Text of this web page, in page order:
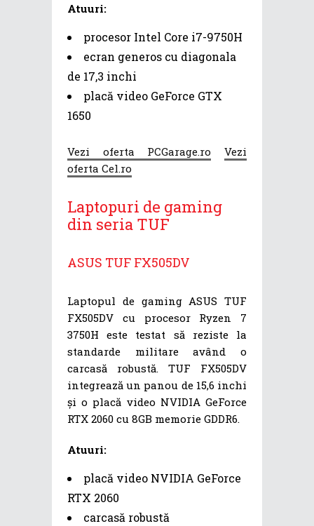
Atuuri:
procesor Intel Core i7-9750H
ecran generos cu diagonala
de 17,3 inchi
placă video GeForce GTX
1650
Vezi oferta PCGarage.ro
Vezi
oferta Cel.ro
Laptopuri de gaming
din seria TUF
ASUS TUF FX505DV
Laptopul de gaming ASUS TUF
FX505DV cu procesor Ryzen 7
3750H este testat să reziste la
standarde militare având o
carcasă robustă. TUF FX505DV
integrează un panou de 15,6 inchi
și o placă video NVIDIA GeForce
RTX 2060 cu 8GB memorie GDDR6.
Atuuri:
placă video NVIDIA GeForce
RTX 2060
carcasă robustă